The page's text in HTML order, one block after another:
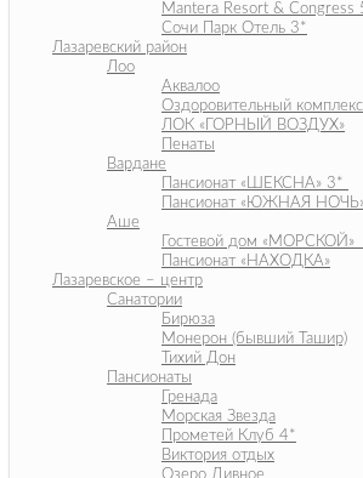
Mantera Resort & Congress
Сочи Парк Отель 3*
Лазаревский район
Лоо
Аквалоо
Оздоровительный
ЛОК «ГОРНЫЙ ВОЗДУХ»
Пенаты
Вардане
Пансионат «ШЕКСНА» 3*
Пансионат «ЮЖНАЯ
Аше
Гостевой дом
Пансионат «НАХОДКА»
Лазаревское – центр
Санатории
Бирюза
Монерон (бывший Ташир)
Тихий Дон
Пансионаты
Гренада
Морская Звезда
Прометей Клуб 4*
Виктория отдых